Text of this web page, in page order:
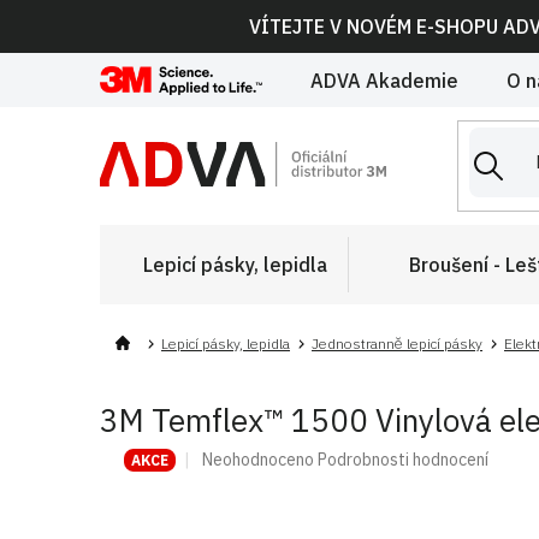
obsah
VÍTEJTE V NOVÉM E-SHOPU
ADVA Akademie O
Lepicí pásky, lepidla Broušení -
Lepicí pásky, lepidla Jednostranně lepicí pásky
3M Temflex™ 1500 Vinylová
AKCE
Průměrné
Neohodnoceno Podrobnosti hodnocení